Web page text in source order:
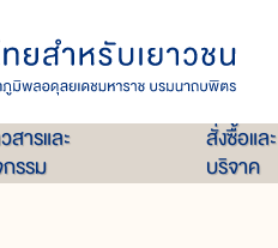
สารและ
รรม
สั่งซื้อและ
บริจาค